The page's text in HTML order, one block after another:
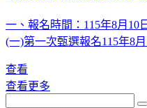
一、報名時間：115年8月
(一)第一次甄選報名115年8
查看
查看更多